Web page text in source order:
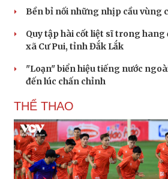
Bền bỉ nối những nhịp cầu vùng
Quy tập hài cốt liệt sĩ trong hang
xã Cư Pui, tỉnh Đắk Lắk
"Loạn" biển hiệu tiếng nước
đến lúc chấn chỉnh
THỂ THAO